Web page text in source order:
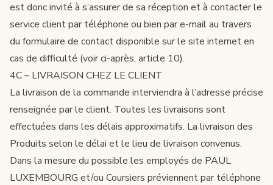
est donc invité à s’assurer de sa réception et à contacter le
service client par téléphone ou bien par e-mail au travers
du formulaire de contact disponible sur le site internet en
cas de difficulté (voir ci-après, article 10).
4C – LIVRAISON CHEZ LE CLIENT
La livraison de la commande interviendra à l’adresse précise
renseignée par le client. Toutes les livraisons sont
effectuées dans les délais approximatifs. La livraison des
Produits selon le délai et le lieu de livraison convenus.
Dans la mesure du possible les employés de PAUL
LUXEMBOURG et/ou Coursiers préviennent par téléphone